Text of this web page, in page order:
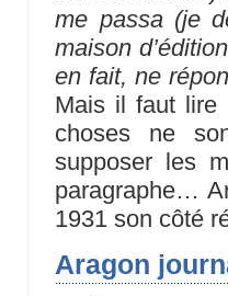
me passa (je
maison
en fait, ne
Mais il faut lire
choses ne
supposer les
paragraphe…
1931 son côté
Aragon